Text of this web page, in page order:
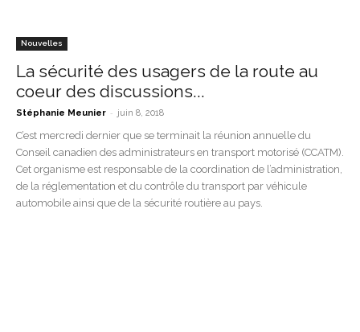
Nouvelles
La sécurité des usagers de la route au
coeur des discussions...
Stéphanie Meunier - juin 8, 2018
C’est mercredi dernier que se terminait la réunion annuelle du
Conseil canadien des administrateurs en transport motorisé (CCATM).
Cet organisme est responsable de la coordination de l’administration,
de la réglementation et du contrôle du transport par véhicule
automobile ainsi que de la sécurité routière au pays.